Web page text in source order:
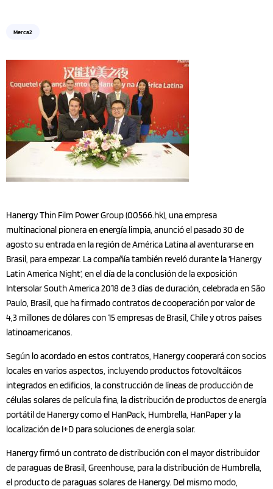
Merca2
Hanergy Thin Film Power Group (00566.hk), una empresa
multinacional pionera en energía limpia, anunció el pasado 30 de
agosto su entrada en la región de América Latina al aventurarse en
Brasil, para empezar. La compañía también reveló durante la ‘Hanergy
Latin America Night’, en el día de la conclusión de la exposición
Intersolar South America 2018 de 3 días de duración, celebrada en São
Paulo, Brasil, que ha firmado contratos de cooperación por valor de
4,3 millones de dólares con 15 empresas de Brasil, Chile y otros países
latinoamericanos.
Según lo acordado en estos contratos, Hanergy cooperará con socios
locales en varios aspectos, incluyendo productos fotovoltáicos
integrados en edificios, la construcción de líneas de producción de
células solares de película fina, la distribución de productos de energía
portátil de Hanergy como el HanPack, Humbrella, HanPaper y la
localización de I+D para soluciones de energía solar.
Hanergy firmó un contrato de distribución con el mayor distribuidor
de paraguas de Brasil, Greenhouse, para la distribución de Humbrella,
el producto de paraguas solares de Hanergy. Del mismo modo,